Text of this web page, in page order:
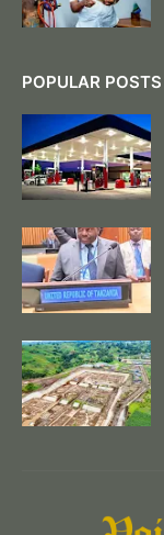
POPULAR POSTS